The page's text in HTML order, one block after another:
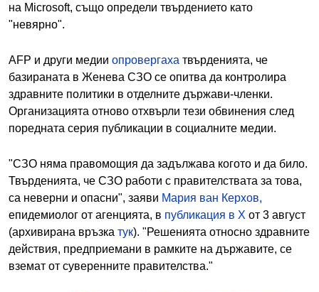
на Microsoft, също определи твърдението като
"невярно".
AFP и други медии опровергаха твърденията, че
базираната в Женева СЗО се опитва да контролира
здравните политики в отделните държави-членки.
Организацията отново отхвърли тези обвинения след
поредната серия публикации в социалните медии.
"СЗО няма правомощия да задължава когото и да било.
Твърденията, че СЗО работи с правителствата за това,
са неверни и опасни", заяви Мария ван Керхов,
епидемиолог от агенцията, в публикация в X от 3 август
(архивирана връзка тук). "Решенията относно здравните
действия, предприемани в рамките на държавите, се
вземат от суверенните правителства."